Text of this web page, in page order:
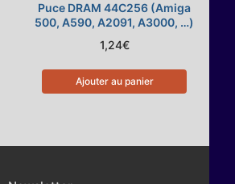
Puce DRAM 44C256 (Amiga
500, A590, A2091, A3000, …)
1,24€
Ajouter au panier